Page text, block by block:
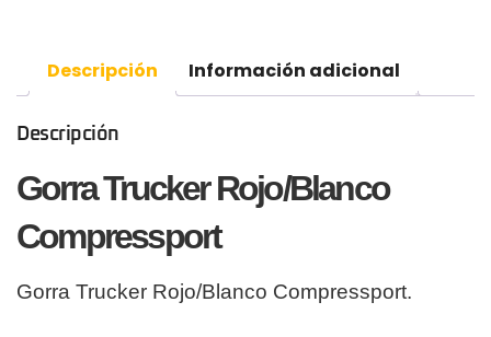
Descripción Información adicional
Descripción
Gorra Trucker Rojo/Blanco
Compressport
Gorra Trucker Rojo/Blanco Compressport.